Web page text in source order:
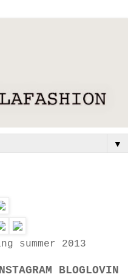
▼
summer 2013
BLOGLOVIN